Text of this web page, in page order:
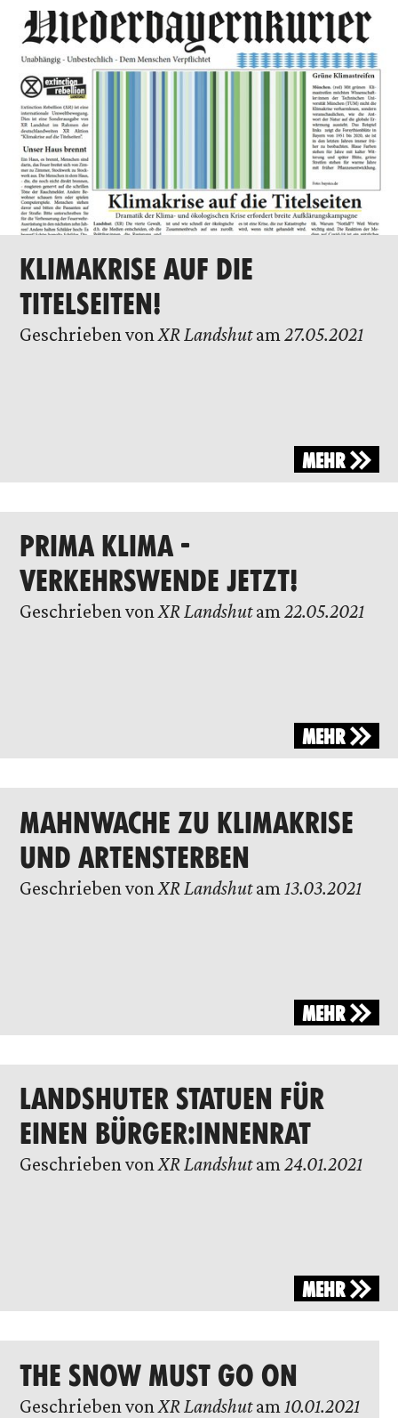
KLIMAKRISE AUF DIE
TITELSEITEN!
Geschrieben vonXR Landshutam27.05.2021
MEHR
PRIMA KLIMA -
VERKEHRSWENDE JETZT!
Geschrieben vonXR Landshutam22.05.2021
MEHR
MAHNWACHE ZU KLIMAKRISE
UND ARTENSTERBEN
Geschrieben von XR Landshutam 13.03.2021
MEHR
LANDSHUTER STATUEN FÜR
EINEN BÜRGER:INNENRAT
Geschrieben vonXR Landshutam24.01.2021
MEHR
THE SNOW MUST GO ON
Geschrieben von XR Landshutam 10.01.2021